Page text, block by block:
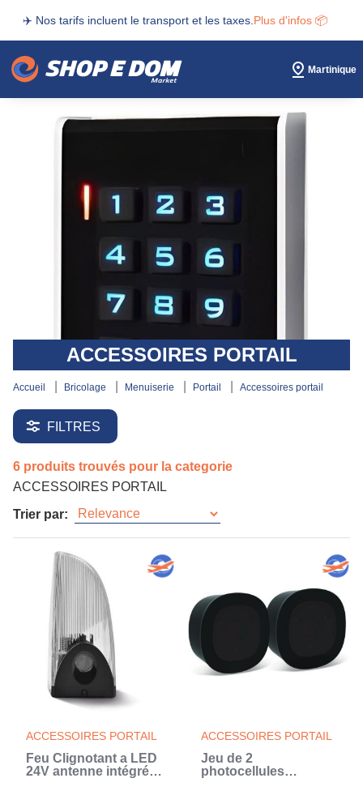
✈️ Nos tarifs incluent le transport et les taxes. Plus d'infos 📦
Martinique
ACCESSOIRES PORTAIL
accueil bricolage menuiserie portail accessoires portail
FILTRES
6 produits trouvés pour la categorie
ACCESSOIRES PORTAIL
Trier par:
ACCESSOIRES PORTAIL
Feu Clignotant a LED
24V antenne intégrée
ACCESSOIRES PORTAIL
Jeu de 2
photocellules